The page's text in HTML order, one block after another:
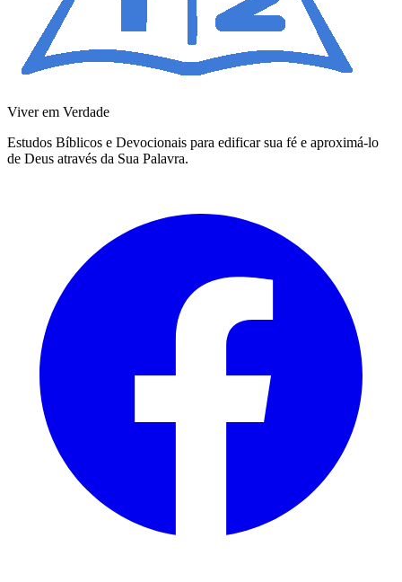
Viver em Verdade
Estudos Bíblicos e Devocionais para edificar sua fé e aproximá-lo
de Deus através da Sua Palavra.